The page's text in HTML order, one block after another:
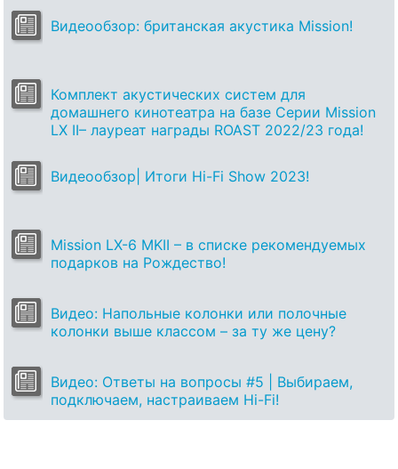
Видеообзор: британская акустика Mission!
Комплект акустических систем для
домашнего кинотеатра на базе Серии Mission
LX II– лауреат награды ROAST 2022/23 года!
Видеообзор| Итоги Hi-Fi Show 2023!
Mission LX-6 MKII – в списке рекомендуемых
подарков на Рождество!
Видео: Напольные колонки или полочные
колонки выше классом – за ту же цену?
Видео: Ответы на вопросы #5 | Выбираем,
подключаем, настраиваем Hi-Fi!